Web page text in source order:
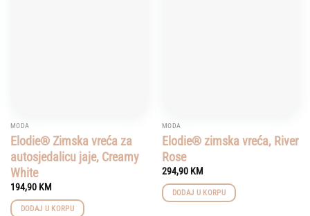
MODA
Elodie® Zimska vreća za
autosjedalicu jaje, Creamy
White
194,90 KM
DODAJ U KORPU
MODA
Elodie® zimska vreća, River
Rose
294,90 KM
DODAJ U KORPU